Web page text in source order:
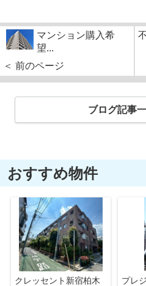
マンション購入希
望...
＜ 前のページ
ブログ記事
おすすめ物件
クレッセント新宿柏木